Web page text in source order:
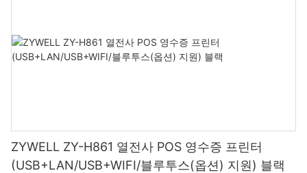
ZYWELL ZY-H861 열전사 POS 영수증 프린터
(USB+LAN/USB+WIFI/블루투스(옵션) 지원) 블랙